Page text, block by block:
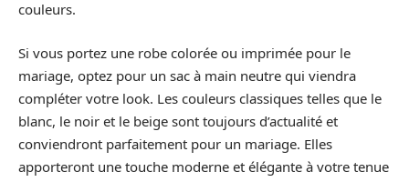
couleurs.
Si vous portez une robe colorée ou imprimée pour le
mariage, optez pour un sac à main neutre qui viendra
compléter votre look. Les couleurs classiques telles que le
blanc, le noir et le beige sont toujours d’actualité et
conviendront parfaitement pour un mariage. Elles
apporteront une touche moderne et élégante à votre tenue